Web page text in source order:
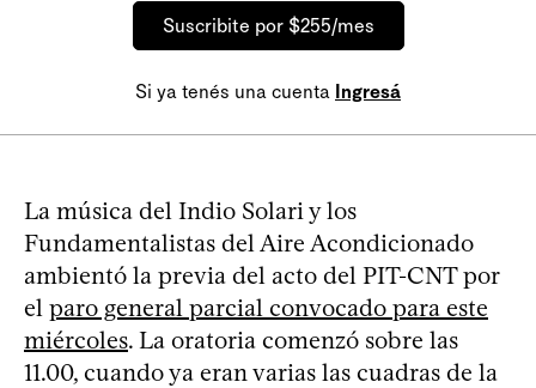
Suscribite por $255/mes
Si ya tenés una cuenta Ingresá
La música del Indio Solari y los
Fundamentalistas del Aire Acondicionado
ambientó la previa del acto del PIT-CNT por
el paro general parcial convocado para este
miércoles. La oratoria comenzó sobre las
11.00, cuando ya eran varias las cuadras de la